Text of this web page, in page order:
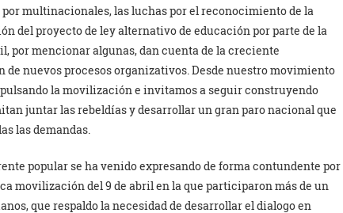
multinacionales, las luchas por el reconocimiento de la
del proyecto de ley alternativo de educación por parte de la
por mencionar algunas, dan cuenta de la creciente
nuevos procesos organizativos. Desde nuestro movimiento
la movilización e invitamos a seguir construyendo
juntar las rebeldías y desarrollar un gran paro nacional que
las demandas.
popular se ha venido expresando de forma contundente por
movilización del 9 de abril en la que participaron más de un
que respaldo la necesidad de desarrollar el dialogo en